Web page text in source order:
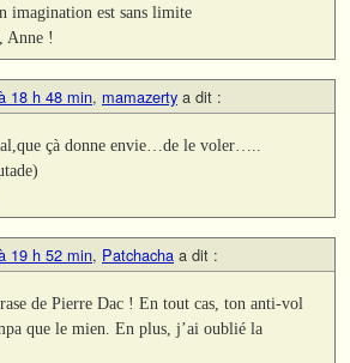
imagination est sans limite
Anne !
18 h 48 min, mamazerty a dit :
çà donne envie…de le voler…..
19 h 52 min, Patchacha a dit :
de Pierre Dac ! En tout cas, ton anti-vol
que le mien. En plus, j’ai oublié la